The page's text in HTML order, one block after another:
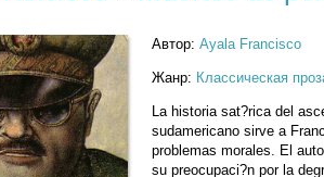
Автор: Ayala Francisco
Жанр: Классическая
La historia sat?rica del
sudamericano sirve a
problemas morales. El
su preocupaci?n por la